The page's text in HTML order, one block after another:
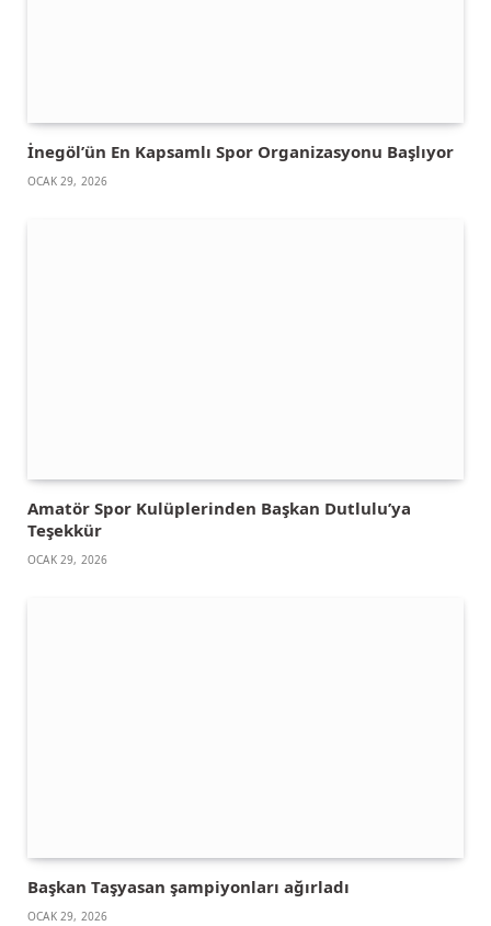
İnegöl’ün En Kapsamlı Spor Organizasyonu Başlıyor
OCAK 29, 2026
Amatör Spor Kulüplerinden Başkan Dutlulu’ya
Teşekkür
OCAK 29, 2026
Başkan Taşyasan şampiyonları ağırladı
OCAK 29, 2026